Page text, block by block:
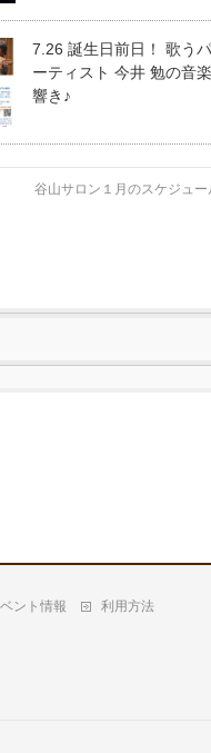
7.26 誕生日前日！ 歌う
ーティスト 今井 勉の音
響き♪
谷山サロン１月のスケジュー
ント情報 利用方法